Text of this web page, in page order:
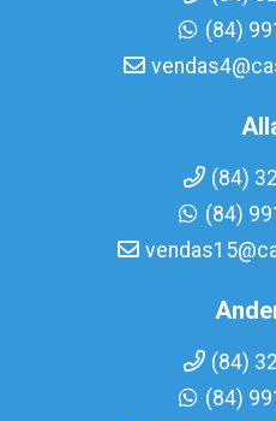
(84)
(84)
(84)
(84)
(84)